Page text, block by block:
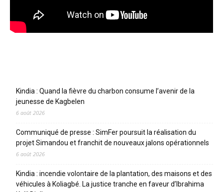
Kindia : Quand la fièvre du charbon consume l’avenir de la
jeunesse de Kagbelen
6 août 2026
Communiqué de presse : SimFer poursuit la réalisation du
projet Simandou et franchit de nouveaux jalons opérationnels
6 août 2026
Kindia : incendie volontaire de la plantation, des maisons et des
véhicules à Koliagbé. La justice tranche en faveur d’Ibrahima